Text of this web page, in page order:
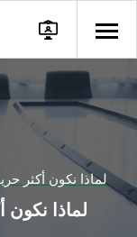
لماذا نكون أكثر
لماذا نكون